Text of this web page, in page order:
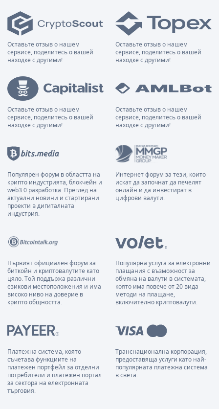
Оставьте отзыв о нашем
сервисе, поделитесь о вашей
находке с другими!
Оставьте отзыв о нашем
сервисе, поделитесь о вашей
находке с другими!
Оставьте отзыв о нашем
сервисе, поделитесь о вашей
находке с другими!
Оставьте отзыв о нашем
сервисе, поделитесь о вашей
находке с другими!
Популярен форум в областта на
крипто индустрията, блокчейн и
web3.0 разработка. Преглед на
актуални новини и стартирани
проекти в дигиталната
индустрия.
Интернет форум за тези, които
искат да започнат да печелят
онлайн и да инвестират в
цифрови валути.
Първият официален форум за
биткойн и криптовалутите като
цяло. Той поддържа различни
езикови местоположения и има
високо ниво на доверие в
крипто общността.
Популярна услуга за електронни
плащания с възможност за
обмяна на валути в системата,
която има повече от 20 вида
методи на плащане,
включително криптовалути.
Платежна система, която
съчетава функциите на
платежен портфейл за отделни
потребители и платежен портал
за сектора на електронната
търговия.
Транснационална корпорация,
предоставяща услуги като най-
популярната платежна система
в света.